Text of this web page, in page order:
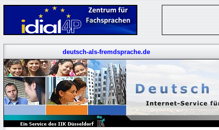
deutsch-als-fremdsprache.de